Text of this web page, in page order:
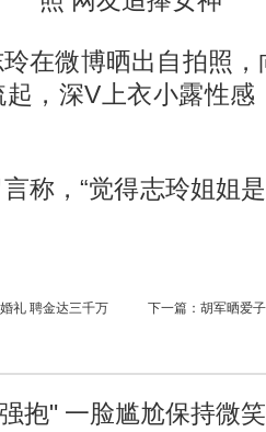
微博晒出自拍照，
，深V上衣小露性
，“觉得志玲姐姐是
礼 聘金达三千万 下一篇： 胡军晒爱
抱" 一脸尴尬保持微笑